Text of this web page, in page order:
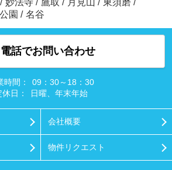
/ 妙法寺 / 鷹取 / 月見山 / 東須磨 /
園 / 名谷
電話でお問い合わせ
時間：
09：30～18：30
休日：
日曜、年末年始
会社概要
物件リクエスト